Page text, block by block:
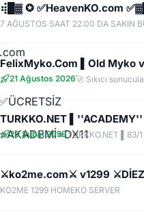
21 Ağustos 2026
20 Şubat 2059TURKKO.NET ▌83/
⚔️ko2me.com⚔️ v1299 ⚔️DİEZ
KO2ME 1299 HOMEKO SERVER